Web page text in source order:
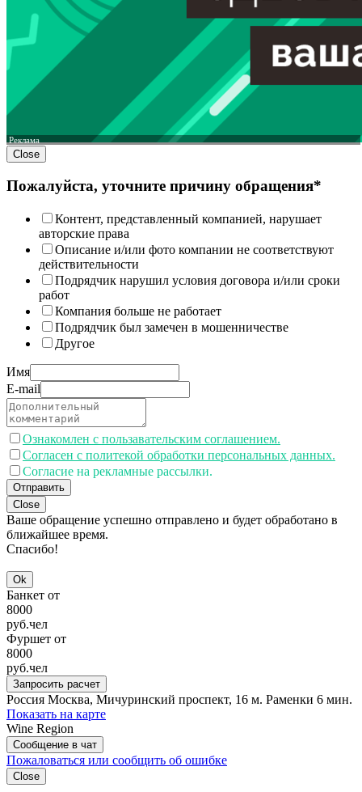
Реклама
Close
Пожалуйста, уточните причину обращения*
Контент, представленный компанией, нарушает
авторские права
Описание и/или фото компании не соответствуют
действительности
Подрядчик нарушил условия договора и/или сроки
работ
Компания больше не работает
Подрядчик был замечен в мошенничестве
Другое
Имя
E-mail
Ознакомлен с пользавательским соглашением.
Согласен с политекой обработки персональных данных.
Согласие на рекламные рассылки.
Отправить
Close
Ваше обращение успешно отправлено и будет обработано в
ближайшее время.
Спасибо!
Ok
Банкет от
8000
руб.чел
Фуршет от
8000
руб.чел
Запросить расчет
Россия Москва, Мичуринский проспект, 16 м. Раменки 6 мин.
Показать на карте
Wine Region
Сообщение в чат
Пожаловаться или сообщить об ошибке
Close